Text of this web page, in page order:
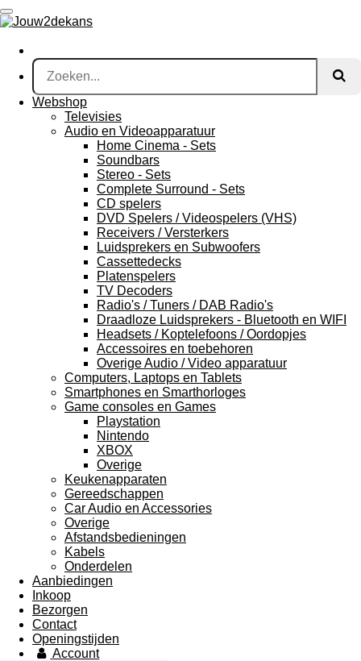
Ga
direct
de
hoofdinhoud
Webshop
Televisies
Audio en Videoapparatuur
Home Cinema - Sets
Soundbars
Stereo - Sets
Complete Surround - Sets
CD spelers
DVD Spelers / Videospelers (VHS)
Receivers / Versterkers
Luidsprekers en Subwoofers
Cassettedecks
Platenspelers
TV Decoders
Radio's / Tuners / DAB Radio's
Draadloze Luidsprekers - Bluetooth en WIFI
Headsets / Koptelefoons / Oordopjes
Accessoires en toebehoren
Overige Audio / Video apparatuur
Computers, Laptops en Tablets
Smartphones en Smarthorloges
Game consoles en Games
Playstation
Nintendo
XBOX
Overige
Keukenapparaten
Gereedschappen
Car Audio en Accessories
Overige
Afstandsbedieningen
Kabels
Onderdelen
Aanbiedingen
Inkoop
Bezorgen
Contact
Openingstijden
Account